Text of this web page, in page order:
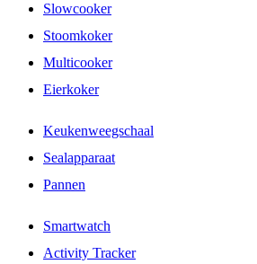
Slowcooker
Stoomkoker
Multicooker
Eierkoker
Keukenweegschaal
Sealapparaat
Pannen
Smartwatch
Activity Tracker